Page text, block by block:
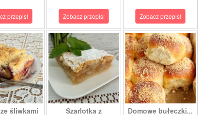
przepis! Zobacz przepis! Zobacz przepis!
śliwkami Szarlotka z Domowe bułeczki...